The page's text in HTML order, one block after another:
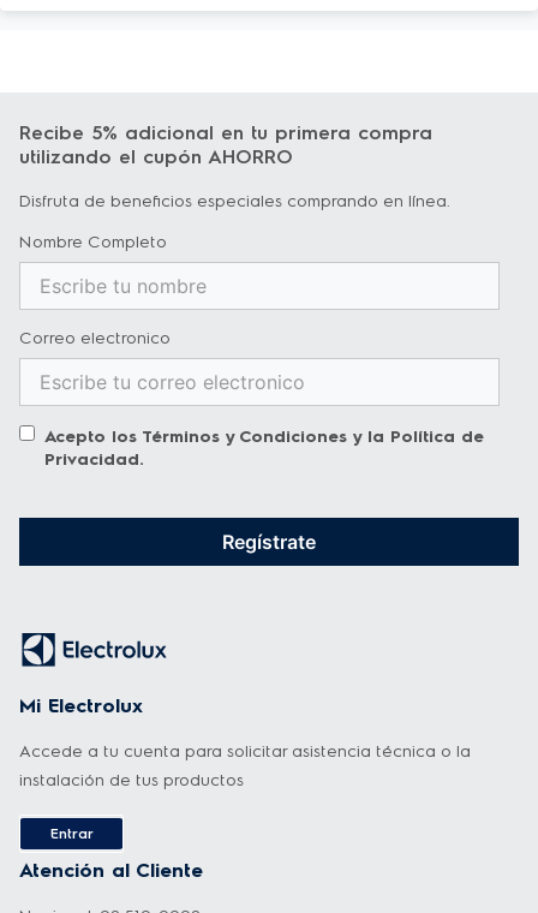
Recibe 5% adicional en tu primera compra
utilizando el cupón AHORRO
Disfruta de beneficios especiales comprando en línea.
Nombre Completo
Correo electronico
Acepto los Términos y Condiciones y la Política de
Privacidad.
Regístrate
Mi Electrolux
Accede a tu cuenta para solicitar asistencia técnica o la
instalación de tus productos
Entrar
Atención al Cliente